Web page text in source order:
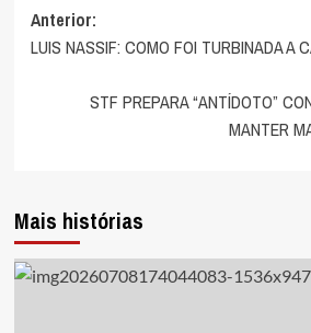
Navegação
de
artigos
Anterior:
LUIS NASSIF: COMO FOI TURBINADA A
STF PREPARA “ANTÍDOTO”
MANTER
Mais histórias